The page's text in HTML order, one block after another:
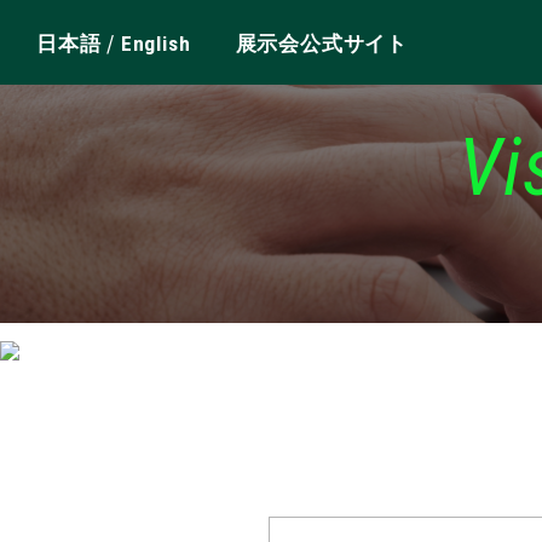
日本語/ English 展示会公式サイト